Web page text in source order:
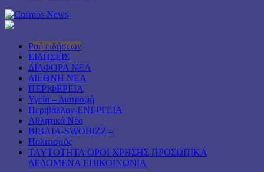
Ροή ειδήσεων
ΕΙΔΗΣΕΙΣ
ΔΙΑΦΟΡΑ ΝΕΑ
ΔΙΕΘΝΗ ΝΕΑ
ΠΕΡΙΦΕΡΕΙΑ
Υγεία – Διατροφή
Περιβάλλον-ΕΝΕΡΓΕΙΑ
Αθλητικά Νέα
ΒΙΒΛΙΑ-SWOBIZZ –
Πολιτισμός
TAYTOTHTA ΟΡΟΙ ΧΡΗΣΗΣ ΠΡΟΣΩΠΙΚΑ
ΔΕΔΟΜΕΝΑ ΕΠΙΚΟΙΝΩΝΙΑ